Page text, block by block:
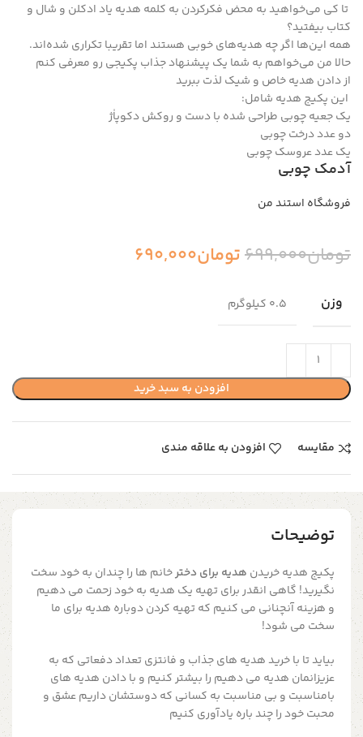
تا کی می‌خواهید به محض فکر‌کردن به کلمه هدیه یاد ادکلن و شال و
کتاب بیفتید؟
همه این‌ها اگر چه هدیه‌های خوبی هستند اما تقریبا تکراری شده‌اند.
حالا من می‌خواهم به شما یک پیشنهاد جذاب پکیجی رو معرفی کنم
از دادن هدیه خاص و شیک لذت ببرید
این پکیج هدیه شامل:
یک جعیه چوبی طراحی شده با دست و روکش دکوپاٰژ
دو عدد درخت چوبی
یک عدد عروسک چوبی
آدمک چوبی
فروشگاه استند من
تومان699,000تومان690,000
وزن 0.5 کیلوگرم
افزودن به سبد خرید
مقایسه افزودن به علاقه مندی
توضیحات
پکیج هدیه خریدن هدیه برای دخترخانم ها را چندان به خود سخت
نگیرید! گاهی انقدر برای تهیه یک هدیه به خود زحمت می دهیم
و هزینه آنچنانی می کنیم که تهیه کردن دوباره هدیه برای ما
سخت می شود!
بیاید تا با خرید هدیه های جذاب و فانتزی تعداد دفعاتی که به
عزیزانمان هدیه می دهیم را بیشتر کنیم و با دادن هدیه های
بامناسبت و بی مناسبت به کسانی که دوستشان داریم عشق و
محبت خود را چند باره یادآوری کنیم